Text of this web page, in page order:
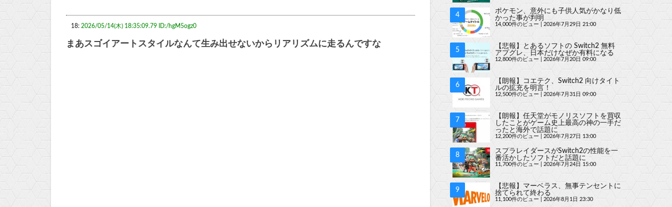
18: 2026/05/14(木) 18:35:09.79 ID:/hgM5ogz0
まあスゴイアートスタイルなんて生み出せないからリアリズムに走るんですな
ポケモン、意外にも子供人気がかなり低
かった事が判明
14,000件のビュー 2026年7月29日 21:00
【悲報】とあるソフトの Switch2 無料
アプグレ、日本だけなぜか有料になる
12,800件のビュー 2026年7月20日 09:00
【朗報】コエテク、Switch2 向けタイト
ルの拡充を明言！
12,500件のビュー| 2026年7月31日 09:00
【朗報】任天堂がモノリスソフトを買収
したことがゲーム史上最高の神の一手だ
ったと海外で話題に
12,200件のビュー 2026年7月27日 13:00
スプラレイダースがSwitch2の性能を一
番活かしたソフトだと話題に
11,700件のビュー 2026年7月24日 15:00
【悲報】マーベラス、無事テンセントに
捨てられて終わる
11,100件のビュー 2026年8月1日 23:30